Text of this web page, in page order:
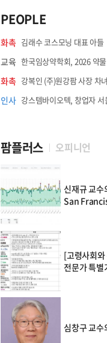
PEOPLE
화촉 김래수 코스모닝 대표 아들
교육
화촉 강복인 (주)원강팜 사장 차녀
인사
팜플러스 오피니언
신재규 교
San
[고령사회
전문가 특별
심창구 교수